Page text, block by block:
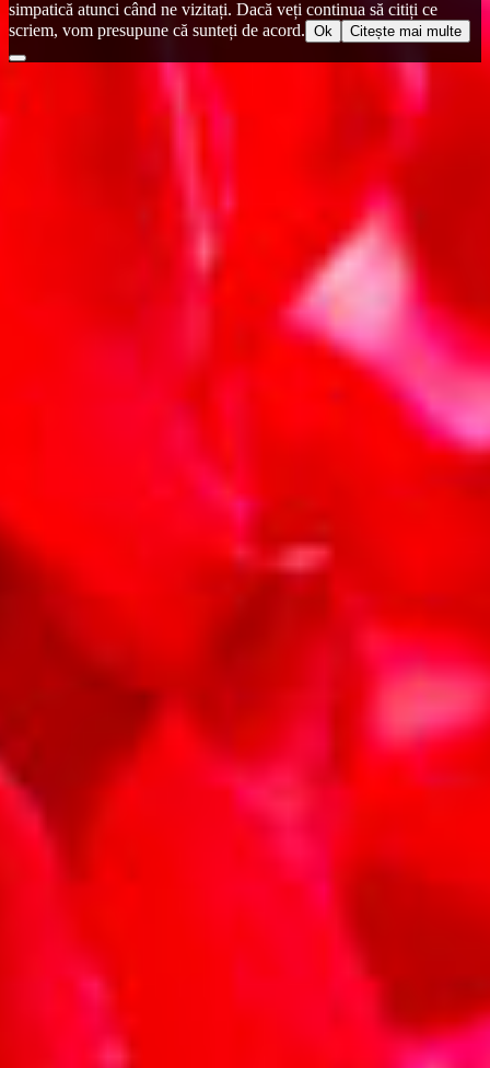
simpatică atunci când ne vizitați. Dacă veți continua să citiți ce
scriem, vom presupune că sunteți de acord. Ok Citește mai multe